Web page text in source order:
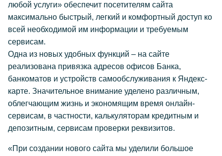
любой услуги» обеспечит посетителям сайта
максимально быстрый, легкий и комфортный доступ ко
всей необходимой им информации и требуемым
сервисам.
Одна из новых удобных функций – на сайте
реализована привязка адресов офисов Банка,
банкоматов и устройств самообслуживания к Яндекс-
карте. Значительное внимание уделено различным,
облегчающим жизнь и экономящим время онлайн-
сервисам, в частности, калькуляторам кредитным и
депозитным, сервисам проверки реквизитов.
«При создании нового сайта мы уделили большое